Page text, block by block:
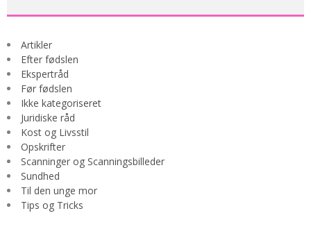
Artikler
Efter fødslen
Ekspertråd
Før fødslen
Ikke kategoriseret
Juridiske råd
Kost og Livsstil
Opskrifter
Scanninger og Scanningsbilleder
Sundhed
Til den unge mor
Tips og Tricks